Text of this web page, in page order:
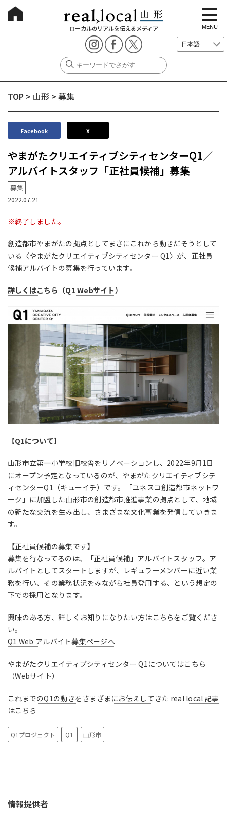
ローカルのリアルを伝えるメディア
t
o
g
g
e
i
i
MENU
TOP > 山形 > 募集
Facebook X
やまがたクリエイティブシティセンターQ1／
アルバイトスタッフ「正社員候補」募集
募集
2022.07.21
※終了しました。
創造都市やまがたの拠点としてまさにこれから動きだそうとして
いる〈やまがたクリエイティブシティセンター Q1〉が、正社員
候補アルバイトの募集を行っています。
詳しくはこちら（Q1 Webサイト）
【Q1について】
山形市立第一小学校旧校舎をリノベーションし、2022年9月1日
にオープン予定となっているのが、やまがたクリエイティブシテ
ィセンターQ1（キューイチ）です。「ユネスコ創造都市ネットワ
ーク」に加盟した山形市の創造都市推進事業の拠点として、地域
の新たな交流を生み出し、さまざまな文化事業を発信していきま
す。
【正社員候補の募集です】
募集を行なってるのは、「正社員候補」アルバイトスタッフ。ア
ルバイトとしてスタートしますが、レギュラーメンバーに近い業
務を行い、その業務状況をみながら社員登用する、という想定の
下での採用となります。
興味のある方、詳しくお知りになりたい方はこちらをご覧くださ
い。
Q1 Web アルバイト募集ページへ
やまがたクリエイティブシティセンター Q1についてはこちら
（Webサイト）
これまでのQ1の動きをさまざまにお伝えしてきた real local 記事
はこちら
Q1プロジェクト Q1 山形市
情報提供者